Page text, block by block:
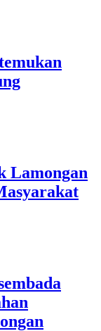
Lamongan